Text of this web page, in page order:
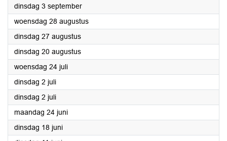
dinsdag 3 september2024
woensdag 28 augustus2024
dinsdag 27 augustus2024
dinsdag 20 augustus2024
woensdag 24 juli2024
dinsdag 2 juli2024
dinsdag 2 juli2024
maandag 24 juni2024
dinsdag 18 juni2024